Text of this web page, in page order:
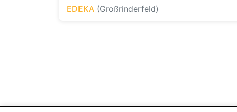
EDEKA (Großrinderfeld)